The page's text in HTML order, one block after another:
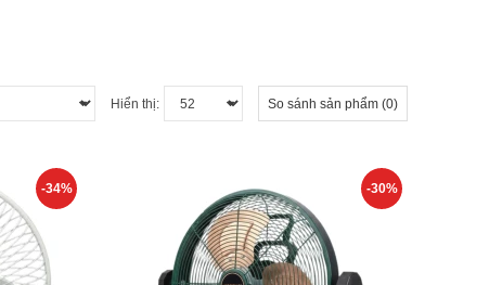
Hiển thị: So sánh sản phẩm (0)
-34% -30%